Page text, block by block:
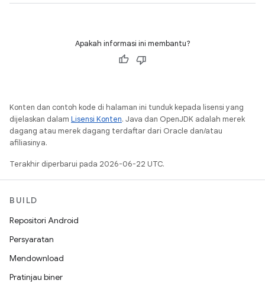
Apakah informasi ini membantu?
Konten dan contoh kode di halaman ini tunduk kepada lisensi yang
dijelaskan dalam Lisensi Konten. Java dan OpenJDK adalah merek
dagang atau merek dagang terdaftar dari Oracle dan/atau
afiliasinya.
Terakhir diperbarui pada 2026-06-22 UTC.
BUILD
Repositori Android
Persyaratan
Mendownload
Pratinjau biner